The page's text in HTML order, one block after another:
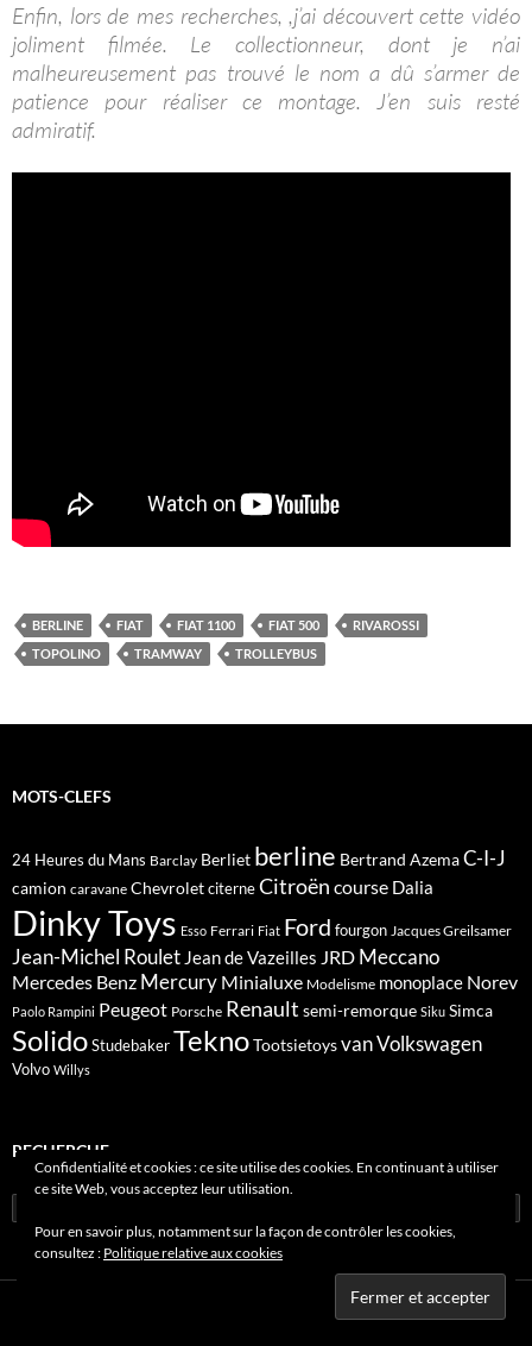
Enfin, lors de mes recherches, ,j’ai découvert cette vidéo
joliment filmée. Le collectionneur, dont je n’ai
malheureusement pas trouvé le nom a dû s’armer de
patience pour réaliser ce montage. J’en suis resté
admiratif.
BERLINE FIAT FIAT 1100 FIAT 500
RIVAROSSI
TOPOLINO
TRAMWAY TROLLEYBUS
MOTS-CLEFS
24 Heures du Mans Barclay Berliet berline Bertrand AzemaC-I-J
camion caravane ChevroletciterneCitroën course Dalia
Dinky Toys Esso Ferrari Fiat Ford fourgon Jacques Greilsamer
Jean-Michel Roulet Jean de Vazeilles JRD Meccano
Mercedes Benz Mercury Minialuxe Modelisme monoplace Norev
Paolo Rampini Peugeot Porsche Renault semi-remorque Siku Simca
SolidoStudebakerTeknoTootsietoysvanVolkswagen
Volvo Willys
RECHERCHE
Confidentialité et cookies : ce site utilise des cookies. En continuant à utiliser
ce site Web, vous acceptez leur utilisation.
Pour en savoir plus, notamment sur la façon de contrôler les cookies,
consultez : Politique relative aux cookies